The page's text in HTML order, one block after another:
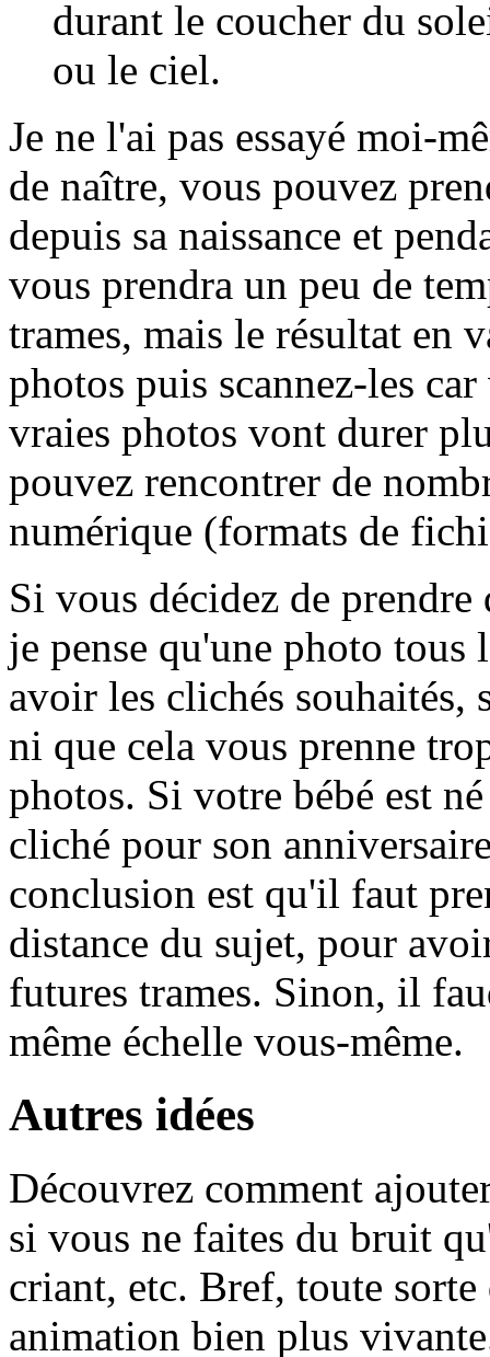
durant le coucher du
ou le ciel.
Je ne l'ai pas essayé moi-
de naître, vous pouvez
depuis sa naissance et
vous prendra un peu de
trames, mais le résultat en
photos puis scannez-les
vraies photos vont durer
pouvez rencontrer de
numérique (formats de
Si vous décidez de
je pense qu'une photo tous
avoir les clichés souhaités,
ni que cela vous prenne
photos. Si votre bébé est
cliché pour son
conclusion est qu'il faut
distance du sujet, pour
futures trames. Sinon, il
même échelle vous-même.
Autres idées
Découvrez comment
si vous ne faites du bruit
criant, etc. Bref, toute
animation bien plus